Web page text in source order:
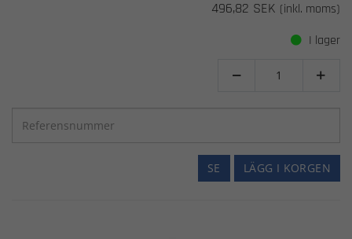
496,82 SEK (inkl. moms)
I lager
 
LÄGG I KORGEN
SE